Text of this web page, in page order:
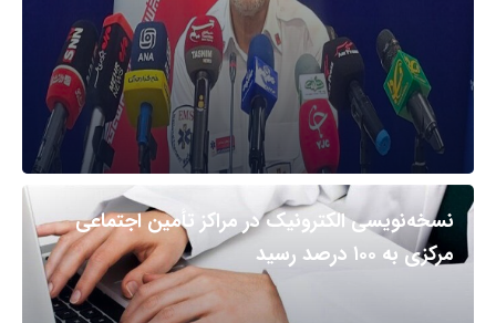
نسخه‌نویسی الکترونیک در مراکز تأمین اجتماعی
مرکزی به ۱۰۰ درصد رسید